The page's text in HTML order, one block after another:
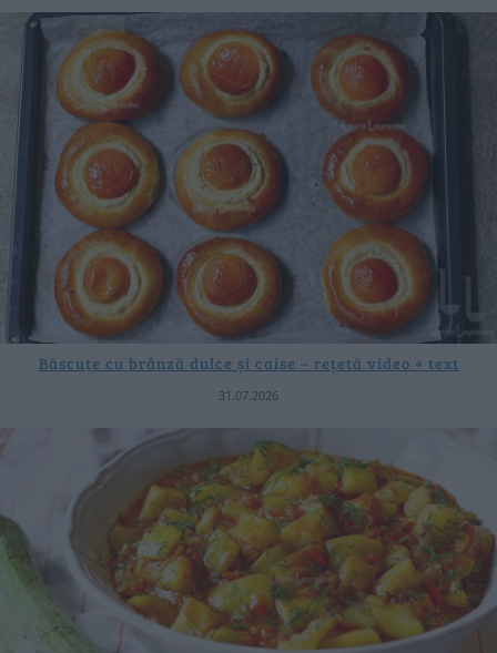
Băscuțe cu brânză dulce și caise – rețetă video + text
31.07.2026